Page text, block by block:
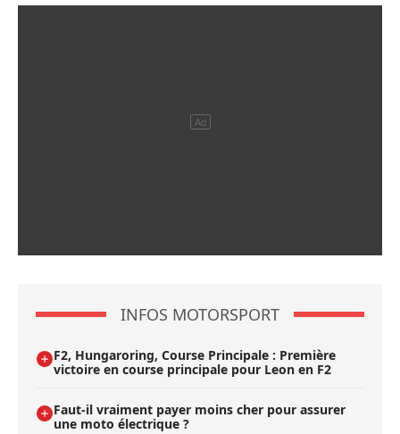
INFOS MOTORSPORT
F2, Hungaroring, Course Principale : Première
victoire en course principale pour Leon en F2
Faut-il vraiment payer moins cher pour assurer
une moto électrique ?